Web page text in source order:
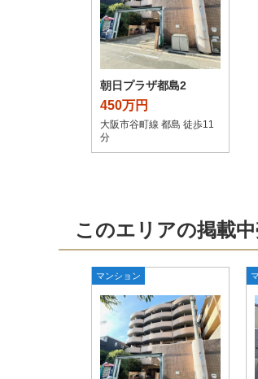
朝日プラザ都島2
450万円
大阪市谷町線 都島 徒歩11
分
このエリアの掲載
マンション